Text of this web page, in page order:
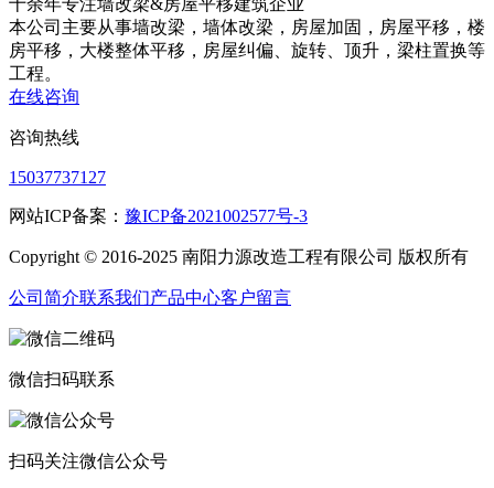
本公司主要从事墙改梁，墙体改梁，房屋加固，房屋平移，楼
房平移，大楼整体平移，房屋纠偏、旋转、顶升，梁柱置换等
工程。
在线咨询
咨询热线
15037737127
网站ICP备案： 豫ICP备2021002577号-3
Copyright © 2016-2025 南阳力源改造工程有限公司 版权所有
公司简介联系我们产品中心客户留言
微信扫码联系
扫码关注微信公众号